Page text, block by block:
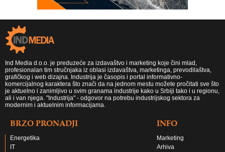
Ind Media d.o.o. je preduzeće za izdavaštvo i marketing koje čini mlad,
profesionalan tim stručnjaka iz oblasi izdavaštva, marketinga, prevodilaštva,
grafičkog i web dizajna. Industrija je časopis i portal informativno-
komercijalnog karaktera što znači da na jednom mestu možete pročitati sve što
je aktuelno i zanimljivo u svim granama industrije kako u Srbiji tako i u regionu,
ali i van njega. "Industrija" - odgovor na potrebu industrijskog sektora za
modernim i aktuelnim informacijama.
BRZO PRONADJI
Energetika
IT
INFO
Marketing
Arhiva